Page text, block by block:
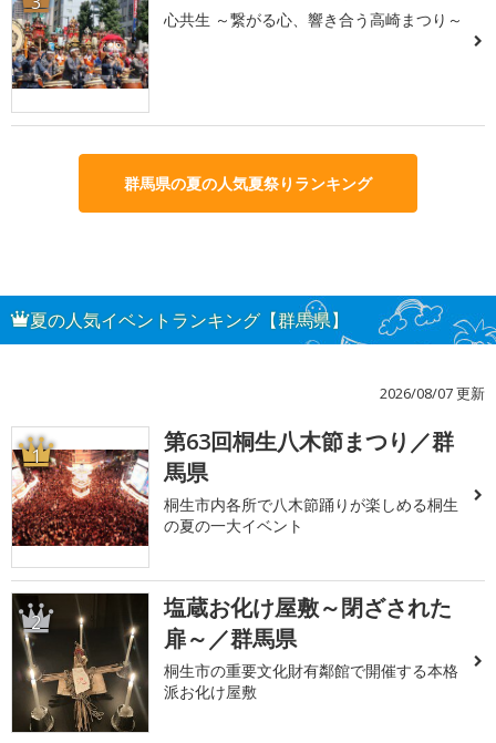
心共生 ～繋がる心、響き合う高崎まつり～
群馬県の夏の人気夏祭りランキング
夏の人気イベントランキング【群馬県】
2026/08/07 更新
1
第63回桐生八木節まつり／群
馬県
桐生市内各所で八木節踊りが楽しめる桐生
の夏の一大イベント
2
塩蔵お化け屋敷～閉ざされた
扉～／群馬県
桐生市の重要文化財有鄰館で開催する本格
派お化け屋敷